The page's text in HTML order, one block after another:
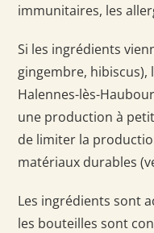
immunitaires, les
Si les ingrédients
gingembre,
Halennes-lès-
une production à
de limiter la
matériaux durables
Les ingrédients sont
les bouteilles sont